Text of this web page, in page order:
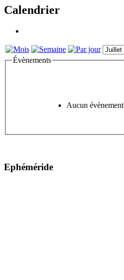
Calendrier
Évènements
Aucun évènement
Ephéméride